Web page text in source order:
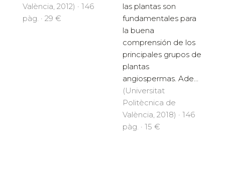
València, 2012) · 146
pàg. · 29 €
las plantas son
fundamentales para
la buena
comprensión de los
principales grupos de
plantas
angiospermas. Ade...
(Universitat
Politècnica de
València, 2018) · 146
pàg. · 15 €